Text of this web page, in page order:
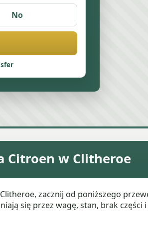
No
Citroen w Clitheroe
zacznij od poniższego
się przez wagę, stan, brak